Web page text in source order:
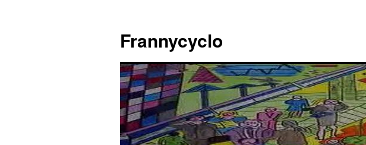
contenu
Frannycyclo